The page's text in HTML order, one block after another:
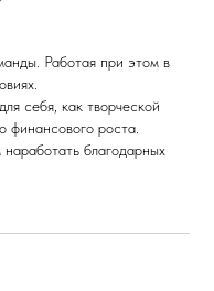
Работая при этом в
себя, как творческой
финансового роста.
благодарных